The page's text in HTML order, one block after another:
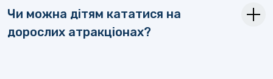
Чи можна дітям кататися на
дорослих атракціонах?